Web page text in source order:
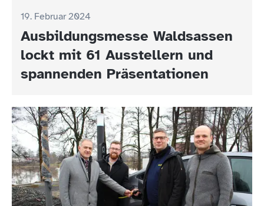
19. Februar 2024
Ausbildungsmesse Waldsassen
lockt mit 61 Ausstellern und
spannenden Präsentationen